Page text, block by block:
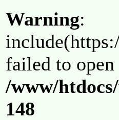
Warning:
failed to
/www/
148